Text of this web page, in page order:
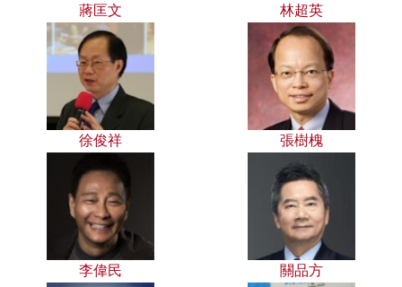
蔣匡文 林超英
徐俊祥 張樹槐
李偉民 關品方